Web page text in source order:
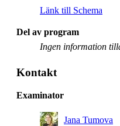
Länk till Schema
Del av program
Ingen information
Kontakt
Examinator
Jana Tumova